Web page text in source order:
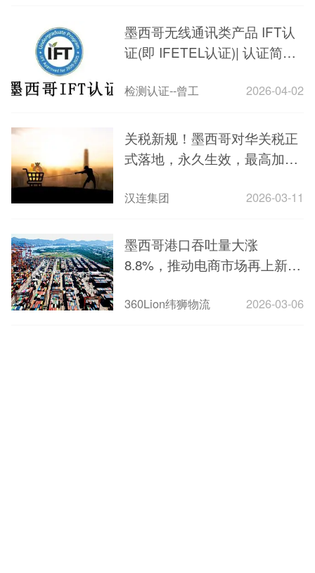
墨西哥无线通讯类产品 IFT认
证(即 IFETEL认证)| 认证简介|
检测认证--曾工 2026-04-02
关税新规！墨西哥对华关税正
式落地，永久生效，最高加征
汉连集团 2026-03-11
墨西哥港口吞吐量大涨
8.8%，推动电商市场再上新台
360Lion纬狮物流 2026-03-06